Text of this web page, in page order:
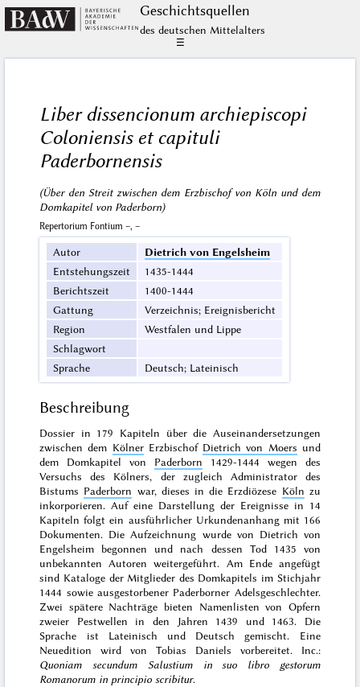
Geschichts­quellen
des deutschen Mittelalters
☰
Liber dissencionum archiepiscopi
Coloniensis et capituli
Paderbornensis
(Über den Streit zwischen dem Erzbischof von Köln und dem
Domkapitel von Paderborn)
Repertorium Fontium –, –
Autor
Dietrich von Engelsheim
Entstehungszeit
1435-1444
Berichtszeit
1400-1444
Gattung
Verzeichnis; Ereignisbericht
Region
Westfalen und Lippe
Schlagwort
Sprache
Deutsch; Lateinisch
Beschreibung
Dossier in 179 Kapiteln über die Auseinandersetzungen
zwischen dem KölnerErzbischof Dietrich von Moers und
dem Domkapitel von Paderborn 1429-1444 wegen des
Versuchs des Kölners, der zugleich Administrator des
Bistums Paderborn war, dieses in die Erzdiözese Köln zu
inkorporieren. Auf eine Darstellung der Ereignisse in 14
Kapiteln folgt ein ausführlicher Urkundenanhang mit 166
Dokumenten. Die Aufzeichnung wurde von Dietrich von
Engelsheim begonnen und nach dessen Tod 1435 von
unbekannten Autoren weitergeführt. Am Ende angefügt
sind Kataloge der Mitglieder des Domkapitels im Stichjahr
1444 sowie ausgestorbener Paderborner Adelsgeschlechter.
Zwei spätere Nachträge bieten Namenlisten von Opfern
zweier Pestwellen in den Jahren 1439 und 1463. Die
Sprache ist Lateinisch und Deutsch gemischt. Eine
Neuedition wird von Tobias Daniels vorbereitet. Inc.:
Quoniam secundum Salustium in suo libro gestorum
Romanorum in principio scribitur.